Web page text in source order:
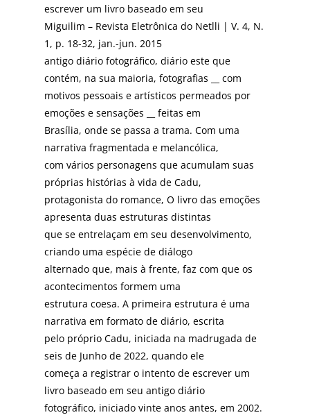
escrever um livro baseado em seu
Miguilim – Revista Eletrônica do Netlli | V. 4, N.
1, p. 18-32, jan.-jun. 2015
antigo diário fotográfico, diário este que
contém, na sua maioria, fotografias __ com
motivos pessoais e artísticos permeados por
emoções e sensações __ feitas em
Brasília, onde se passa a trama. Com uma
narrativa fragmentada e melancólica,
com vários personagens que acumulam suas
próprias histórias à vida de Cadu,
protagonista do romance, O livro das emoções
apresenta duas estruturas distintas
que se entrelaçam em seu desenvolvimento,
criando uma espécie de diálogo
alternado que, mais à frente, faz com que os
acontecimentos formem uma
estrutura coesa. A primeira estrutura é uma
narrativa em formato de diário, escrita
pelo próprio Cadu, iniciada na madrugada de
seis de Junho de 2022, quando ele
começa a registrar o intento de escrever um
livro baseado em seu antigo diário
fotográfico, iniciado vinte anos antes, em 2002.